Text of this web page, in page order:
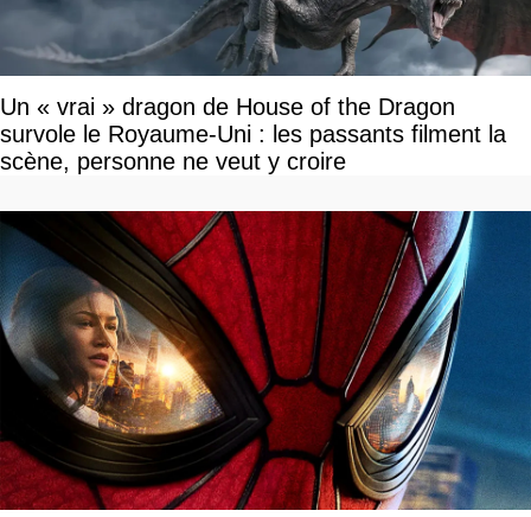
Un « vrai » dragon de House of the Dragon
survole le Royaume-Uni : les passants filment la
scène, personne ne veut y croire